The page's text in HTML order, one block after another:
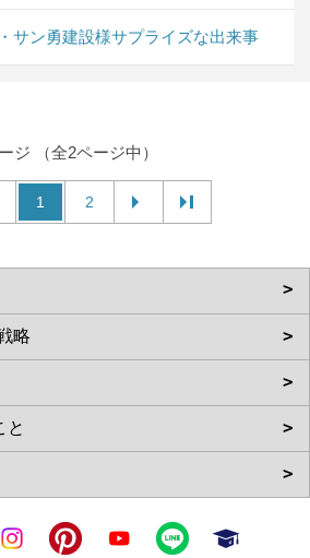
サン勇建設様サプライズな出来事
ジ （全2ページ中）
1 2